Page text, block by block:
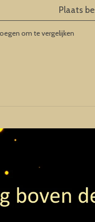
Plaats
om te vergelijken